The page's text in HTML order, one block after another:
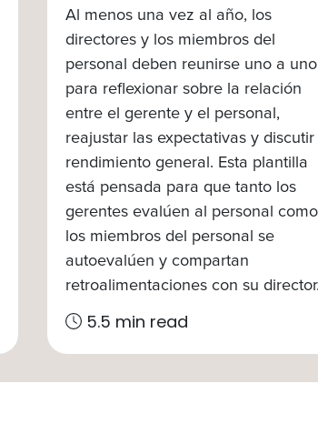
Al menos una vez al año, los
directores y los miembros del
personal deben reunirse uno a uno
para reflexionar sobre la relación
entre el gerente y el personal,
reajustar las expectativas y
rendimiento general. Esta plantilla
está pensada para que tanto los
gerentes evalúen al personal como
los miembros del personal se
autoevalúen y compartan
retroalimentaciones con su director.
5.5 min read